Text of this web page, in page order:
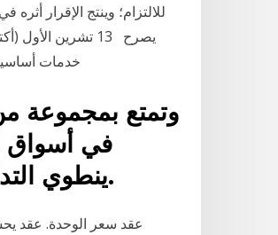
للالتزام؛ وينتج الإقرار
في أسواق
ينطوي التداول في العقود على الفروقات على مخاطر.